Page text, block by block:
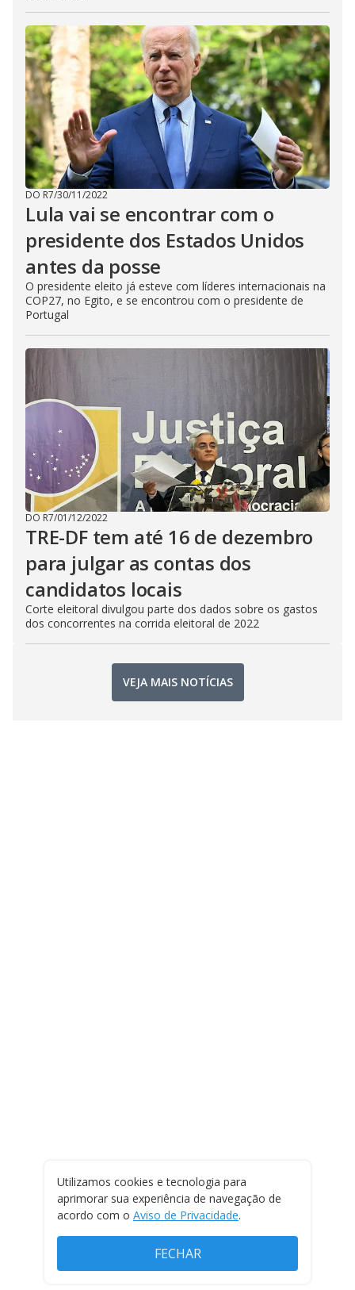
DO R7/30/11/2022
Lula vai se encontrar com o
presidente dos Estados Unidos
antes da posse
O presidente eleito já esteve com líderes internacionais na
COP27, no Egito, e se encontrou com o presidente de
Portugal
DO R7/01/12/2022
TRE-DF tem até 16 de dezembro
para julgar as contas dos
candidatos locais
Corte eleitoral divulgou parte dos dados sobre os gastos
dos concorrentes na corrida eleitoral de 2022
VEJA MAIS NOTÍCIAS
Utilizamos cookies e tecnologia para
aprimorar sua experiência de navegação de
acordo com o Aviso de Privacidade.
FECHAR